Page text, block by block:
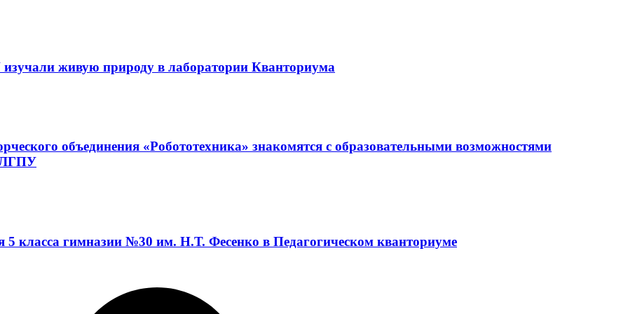
живую природу в лаборатории Кванториума
объединения «Робототехника» знакомятся с образовательными возможностями
ЛГПУ
5 класса гимназии №30 им. Н.Т. Фесенко в Педагогическом кванториуме